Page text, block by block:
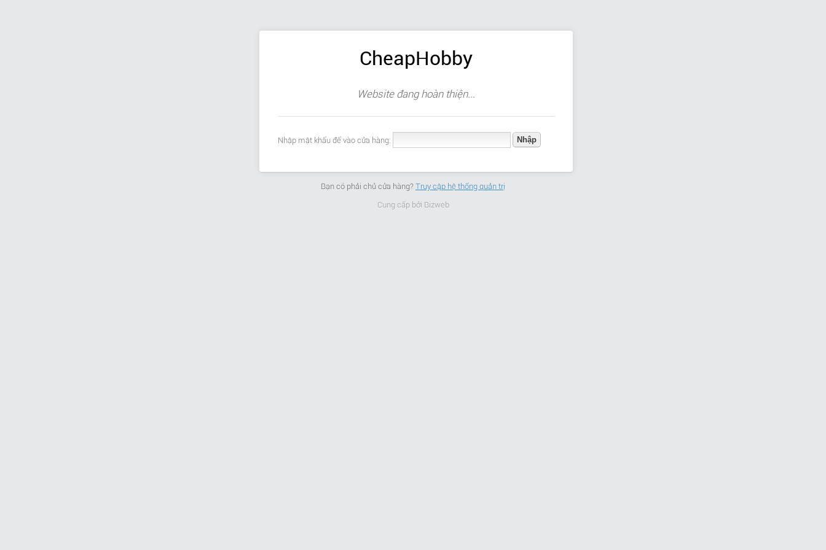
CheapHobby
Website đang hoàn thiện...
Nhập mật khẩu để vào cửa hàng:
Bạn có phải chủ cửa hàng? Truy cập hệ thống quản trị
Cung cấp bởi Bizweb